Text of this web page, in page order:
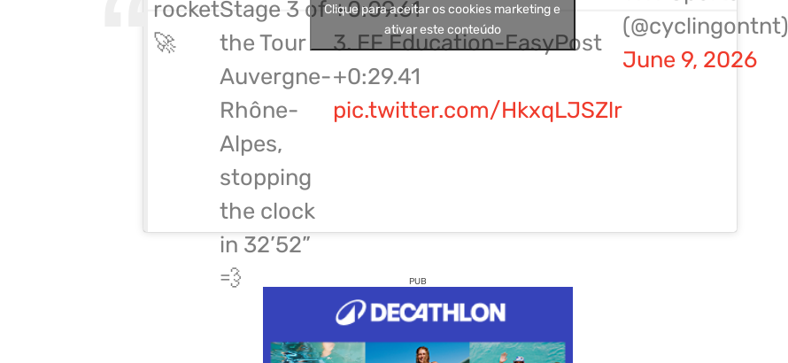
rocket
🚀
Stage 3 of
the Tour
Auvergne-
Rhône-
Alpes,
stopping
the clock
in 32’52”
💨
+0:09.61
3. EF Education-EasyPost
+0:29.41
pic.twitter.com/HkxqLJSZlr
(@cyclingontnt)
June 9, 2026
Clique para aceitar os cookies marketing e
ativar este conteúdo
PUB